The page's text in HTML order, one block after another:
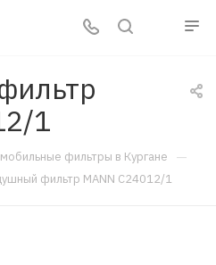
1
фильтры в Кургане —
фильтр MANN C24012/1